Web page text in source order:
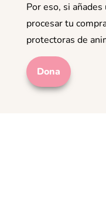
Por eso, si
procesar tu
protectoras de
Dona